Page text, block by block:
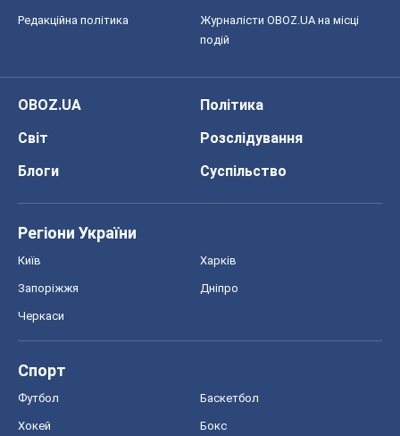
Редакційна політика
Журналісти OBOZ.UA на місці
подій
OBOZ.UA
Політика
Світ
Розслідування
Блоги
Суспільство
Регіони України
Київ Харків
Запоріжжя Дніпро
Черкаси
Спорт
Футбол Баскетбол
Хокей Бокс